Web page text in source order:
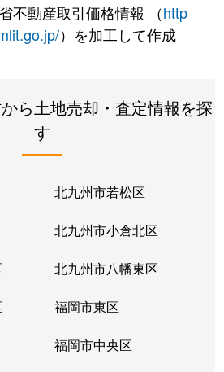
不動産取引価格情報 （http
）を加工して作成
ら土地売却・査定情報を探
す
北九州市若松区
北九州市小倉北区
北九州市八幡東区
福岡市東区
福岡市中央区